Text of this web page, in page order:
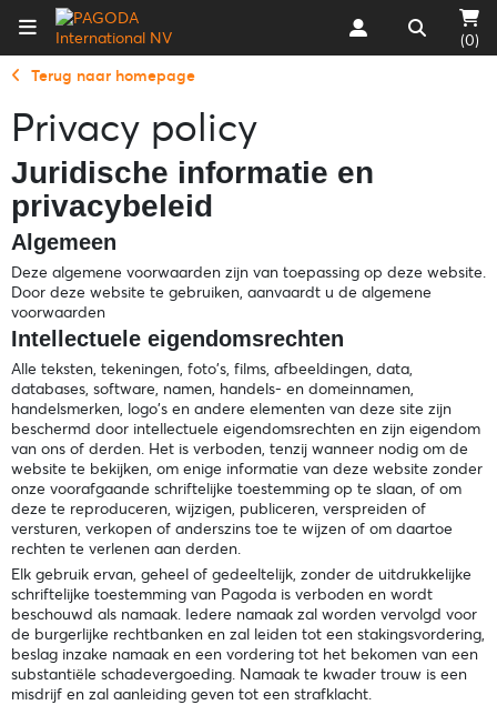
(0)
Terug naar homepage
Privacy policy
Juridische informatie en
privacybeleid
Algemeen
Deze algemene voorwaarden zijn van toepassing op deze website.
Door deze website te gebruiken, aanvaardt u de algemene
voorwaarden
Intellectuele eigendomsrechten
Alle teksten, tekeningen, foto's, films, afbeeldingen, data,
databases, software, namen, handels- en domeinnamen,
handelsmerken, logo's en andere elementen van deze site zijn
beschermd door intellectuele eigendomsrechten en zijn eigendom
van ons of derden. Het is verboden, tenzij wanneer nodig om de
website te bekijken, om enige informatie van deze website zonder
onze voorafgaande schriftelijke toestemming op te slaan, of om
deze te reproduceren, wijzigen, publiceren, verspreiden of
versturen, verkopen of anderszins toe te wijzen of om daartoe
rechten te verlenen aan derden.
Elk gebruik ervan, geheel of gedeeltelijk, zonder de uitdrukkelijke
schriftelijke toestemming van Pagoda is verboden en wordt
beschouwd als namaak. Iedere namaak zal worden vervolgd voor
de burgerlijke rechtbanken en zal leiden tot een stakingsvordering,
beslag inzake namaak en een vordering tot het bekomen van een
substantiële schadevergoeding. Namaak te kwader trouw is een
misdrijf en zal aanleiding geven tot een strafklacht.